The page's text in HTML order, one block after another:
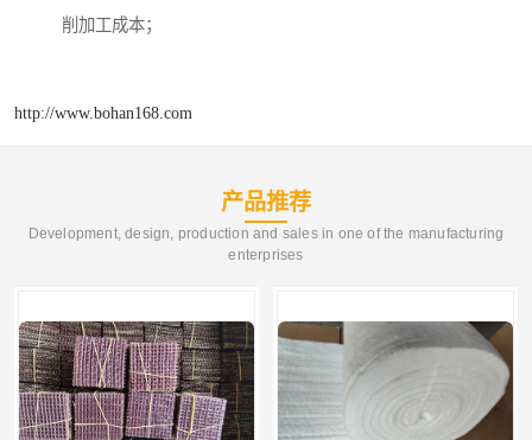
削加工成本；
http://www.bohan168.com
产品推荐
Development, design, production and sales in one of the manufacturing
enterprises